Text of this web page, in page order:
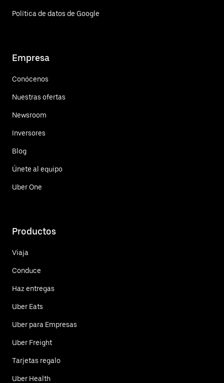
Política de datos de Google
Empresa
Conócenos
Nuestras ofertas
Newsroom
Inversores
Blog
Únete al equipo
Uber One
Productos
Viaja
Conduce
Haz entregas
Uber Eats
Uber para Empresas
Uber Freight
Tarjetas regalo
Uber Health